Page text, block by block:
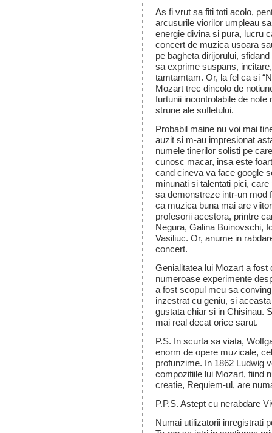
As fi vrut sa fiti toti acolo,
arcusurile viorilor umpleau
energie divina si pura, lucru
concert de muzica usoara
pe bagheta dirijorului,
sa exprime suspans,
tamtamtam. Or, la fel ca si
Mozart trec dincolo de
furtunii incontrolabile de
strune ale sufletului.
Probabil maine nu voi mai
auzit si m-au impresionat
numele tinerilor solisti pe
cunosc macar, insa este
cand cineva va face google
minunati si talentati pici,
sa demonstreze intr-un mod
ca muzica buna mai are
profesorii acestora, printre
Negura, Galina Buinovschi,
Vasiliuc. Or, anume in
concert.
Genialitatea lui Mozart a fost
numeroase experimente
a fost scopul meu sa
inzestrat cu geniu, si
gustata chiar si in Chisinau.
mai real decat orice sarut.
P.S. In scurta sa viata,
enorm de opere muzicale,
profunzime. In 1862 Ludwig
compozitiile lui Mozart, fiind
creatie, Requiem-ul, are
P.P.S. Astept cu nerabdare
Numai utilizatorii inregistrati